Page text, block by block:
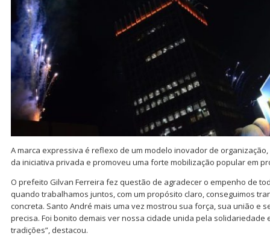
A marca expressiva é reflexo de um modelo inovador de
da iniciativa privada e promoveu uma forte mobilização popular em
O prefeito Gilvan Ferreira fez questão de agradecer o empenho de
quando trabalhamos juntos, com um propósito claro, conseguimos
concreta. Santo André mais uma vez mostrou sua força, sua união e
precisa. Foi bonito demais ver nossa cidade unida pela solidariedade
tradições”, destacou.